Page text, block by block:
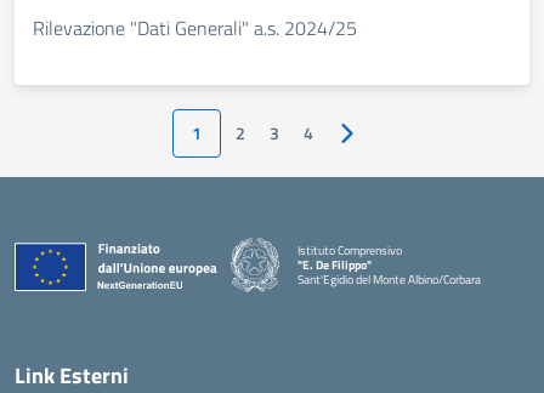
Rilevazione "Dati Generali" a.s. 2024/25
1 2 3 4 Pagina successiva
Istituto Comprensivo
"E. De Filippo"
Sant'Egidio del Monte Albino/Corbara
Link Esterni